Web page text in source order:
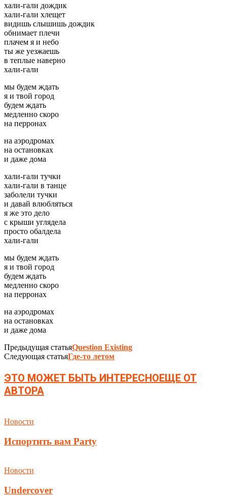
хали-гали дождик
хали-гали хлещет
видишь слышишь дождик
обнимает плечи
плачем я и небо
ты же уезжаешь
в теплые наверно
хали-гали
мы будем ждать
я и твой город
будем ждать
медленно скоро
на перронах
на аэродромах
на остановках
и даже дома
хали-гали тучки
хали-гали в танце
заболели тучки
и давай влюбляться
я же это дело
с крыши углядела
просто обалдела
хали-гали
мы будем ждать
я и твой город
будем ждать
медленно скоро
на перронах
на аэродромах
на остановках
и даже дома
Предыдущая статьяQuestion Existing
Следующая статьяГде-то летом
ЭТО МОЖЕТ БЫТЬ ИНТЕРЕСНОЕЩЕ ОТ
АВТОРА
Новости
Испортить вам Party
Новости
Undercover